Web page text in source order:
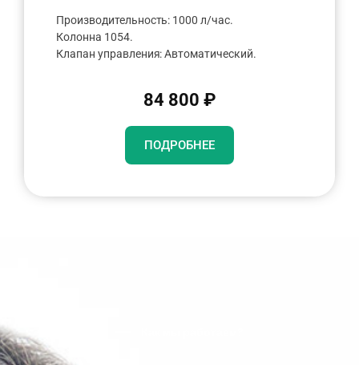
Производительность: 1000 л/час.
Колонна 1054.
Клапан управления: Автоматический.
84 800 ₽
ПОДРОБНЕЕ